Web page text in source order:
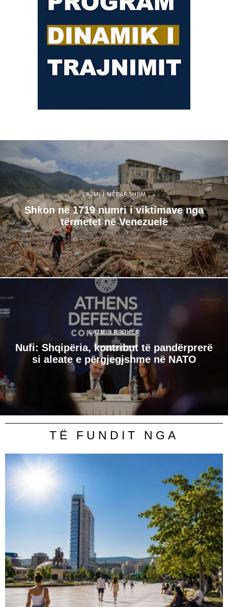
LAJMI I MËPARSHËM
Shkon në 1719 numri i viktimave nga
tërmetet në Venezuelë
LAJMI I RADHËS
Nufi: Shqipëria, kontribut të pandërprerë
si aleate e përgjegjshme në NATO
TË FUNDIT NGA